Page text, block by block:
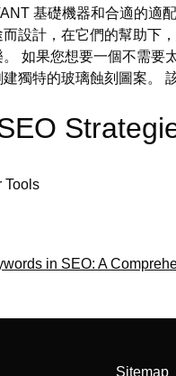
基礎機器和合適的適
設計，在它們的幫助下
如果您想要一個不需要
獨特的玻璃蝕刻圖案。
Tools
in SEO: A
Sitemap